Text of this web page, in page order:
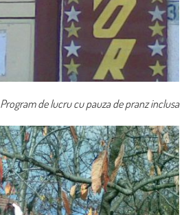
Program de lucru cu pauza de pranz inclusa